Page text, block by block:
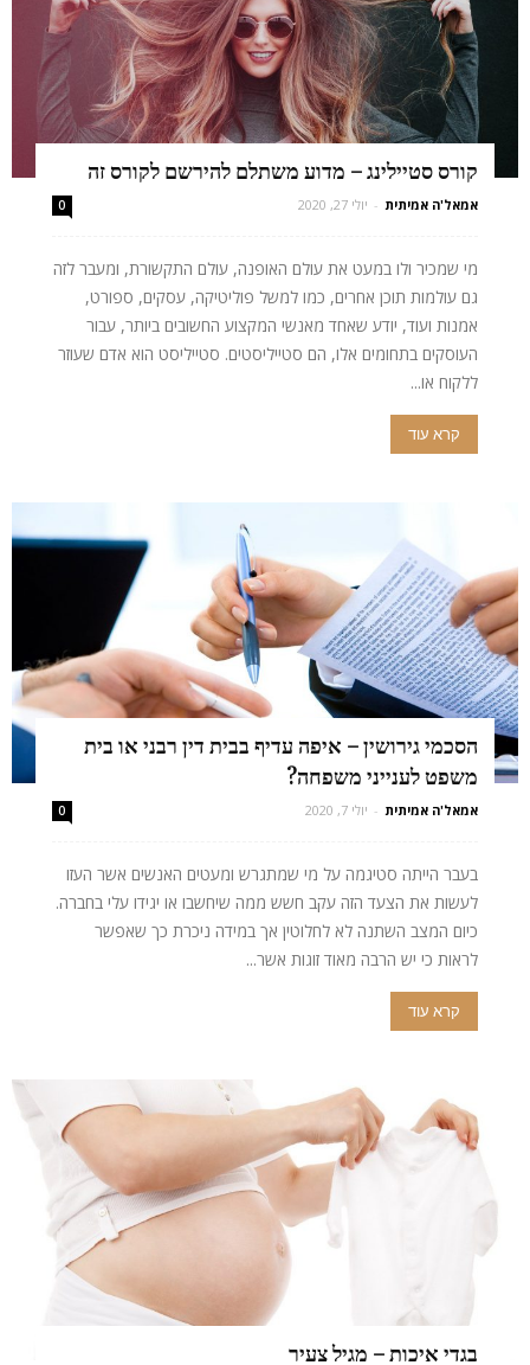
קורס סטיילינג – מדוע משתלם להירשם לקורס זה
אמאל'ה אמיתית - יולי 27, 2020 0
מי שמכיר ולו במעט את עולם האופנה, עולם התקשורת, ומעבר לזה
גם עולמות תוכן אחרים, כמו למשל פוליטיקה, עסקים, ספורט,
אמנות ועוד, יודע שאחד מאנשי המקצוע החשובים ביותר, עבור
העוסקים בתחומים אלו, הם סטייליסטים. סטייליסט הוא אדם שעוזר
ללקוח או...
קרא עוד
הסכמי גירושין – איפה עדיף בבית דין רבני או בית
משפט לענייני משפחה?
אמאל'ה אמיתית - יולי 7, 2020 0
בעבר הייתה סטיגמה על מי שמתגרש ומעטים האנשים אשר העזו
לעשות את הצעד הזה עקב חשש ממה שיחשבו או יגידו עלי בחברה.
כיום המצב השתנה לא לחלוטין אך במידה ניכרת כך שאפשר
לראות כי יש הרבה מאוד זוגות אשר...
קרא עוד
בגדי איכות – מגיל צעיר